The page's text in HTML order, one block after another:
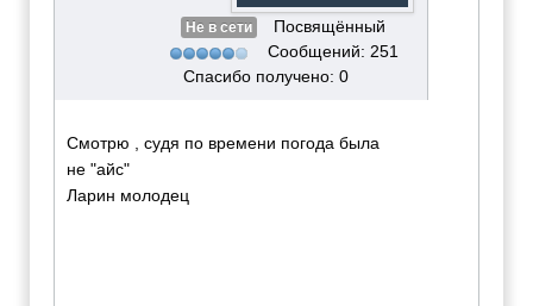
Не в сети
Посвящённый
Сообщений: 251
Спасибо получено: 0
Смотрю , судя по времени погода была
не "айс"
Ларин молодец